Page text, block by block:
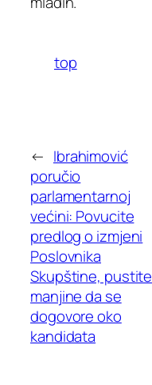
top
← Ibrahimović
poručio
parlamentarnoj
većini: Povucite
predlog o izmjeni
Poslovnika
Skupštine, pustite
manjine da se
dogovore oko
kandidata